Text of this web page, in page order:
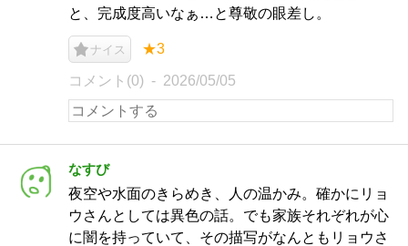
と、完成度高いなぁ…と尊敬の眼差し。
ナイス ★3
コメント(0) 2026/05/05
なすび
夜空や水面のきらめき、人の温かみ。確かにリョ
ウさんとしては異色の話。でも家族それぞれが心
に闇を持っていて、その描写がなんともリョウさ